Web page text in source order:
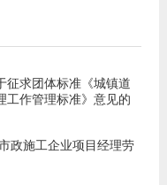
征求团体标准《城镇道
工作管理标准》意见的
政施工企业项目经理劳